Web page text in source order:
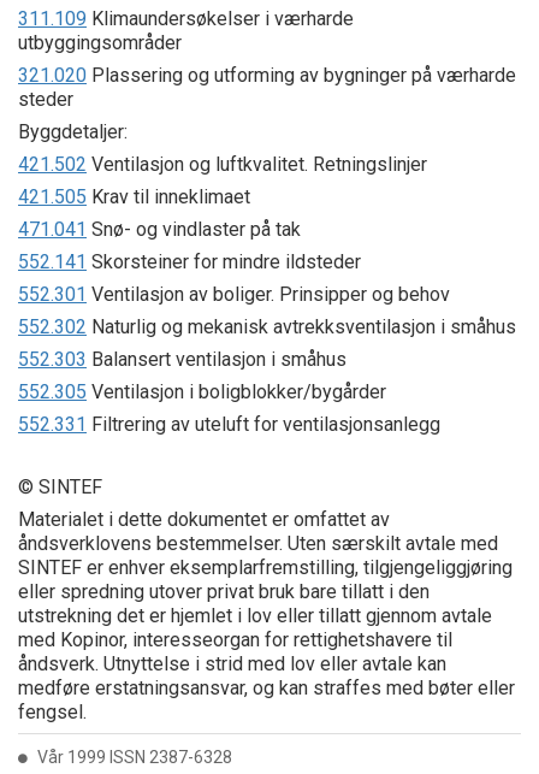
311.109 Klimaundersøkelser i værharde
utbyggingsområder
321.020 Plassering og utforming av bygninger på værharde
steder
Byggdetaljer:
421.502 Ventilasjon og luftkvalitet. Retningslinjer
421.505 Krav til inneklimaet
471.041 Snø- og vindlaster på tak
552.141 Skorsteiner for mindre ildsteder
552.301 Ventilasjon av boliger. Prinsipper og behov
552.302 Naturlig og mekanisk avtrekksventilasjon i småhus
552.303 Balansert ventilasjon i småhus
552.305 Ventilasjon i boligblokker/bygårder
552.331 Filtrering av uteluft for ventilasjonsanlegg
© SINTEF
Materialet i dette dokumentet er omfattet av
åndsverklovens bestemmelser. Uten særskilt avtale med
SINTEF er enhver eksemplarfremstilling, tilgjengeliggjøring
eller spredning utover privat bruk bare tillatt i den
utstrekning det er hjemlet i lov eller tillatt gjennom avtale
med Kopinor, interesseorgan for rettighetshavere til
åndsverk. Utnyttelse i strid med lov eller avtale kan
medføre erstatningsansvar, og kan straffes med bøter eller
fengsel.
Vår 1999 ISSN 2387-6328